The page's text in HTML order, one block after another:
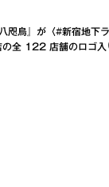
咫烏』が〈#新宿地下
の全 122 店舗のロゴ